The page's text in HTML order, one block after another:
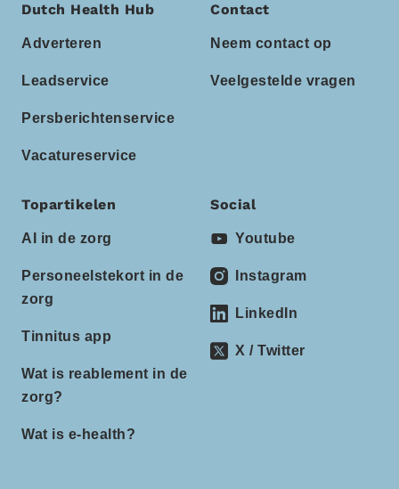
Dutch Health Hub
Adverteren
Leadservice
Persberichtenservice
Vacatureservice
Contact
Neem contact op
Veelgestelde vragen
Topartikelen
AI in de zorg
Personeelstekort in de
zorg
Tinnitus app
Wat is reablement in de
zorg?
Wat is e-health?
Social
Youtube
Instagram
LinkedIn
X / Twitter